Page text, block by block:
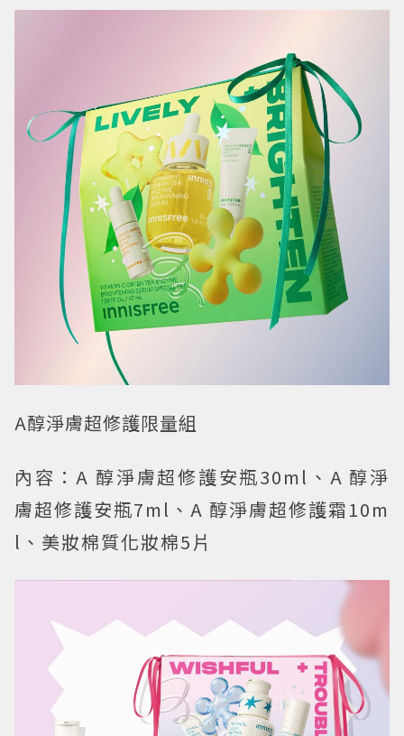
A醇淨膚超修護限量組
內容：A 醇淨膚超修護安瓶30ml、A 醇淨
膚超修護安瓶7ml、A 醇淨膚超修護霜10m
l、美妝棉質化妝棉5片